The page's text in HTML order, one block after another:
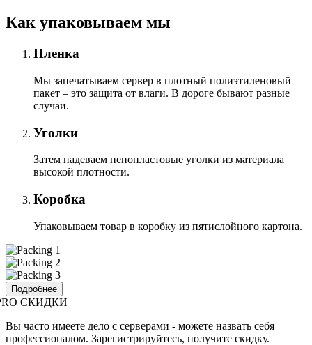
Как упаковываем мы
Пленка
Мы запечатываем сервер в плотный полиэтиленовый
пакет – это защита от влаги. В дороге бывают разные
случаи.
Уголки
Затем надеваем пенопластовые уголки из материала
высокой плотности.
Коробка
Упаковываем товар в коробку из пятислойного картона.
Подробнее
СКИДКИ
Вы часто имеете дело с серверами - можете назвать себя
профессионалом. Зарегистрируйтесь, получите скидку.